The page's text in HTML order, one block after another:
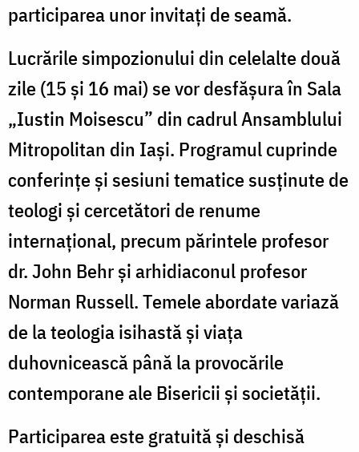
participarea unor invitați de seamă.
Lucrările simpozionului din celelalte două
zile (15 și 16 mai) se vor desfășura în Sala
„Iustin Moisescu” din cadrul Ansamblului
Mitropolitan din Iași. Programul cuprinde
conferințe și sesiuni tematice susținute de
teologi și cercetători de renume
internațional, precum părintele profesor
dr. John Behr și arhidiaconul profesor
Norman Russell. Temele abordate variază
de la teologia isihastă și viața
duhovnicească până la provocările
contemporane ale Bisericii și societății.
Participarea este gratuită și deschisă